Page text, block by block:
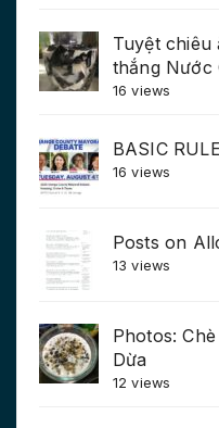
Tuyệt chiêu
thắng Nước
16 views
BASIC
16 views
Posts on
13 views
Photos:
Dừa
12 views